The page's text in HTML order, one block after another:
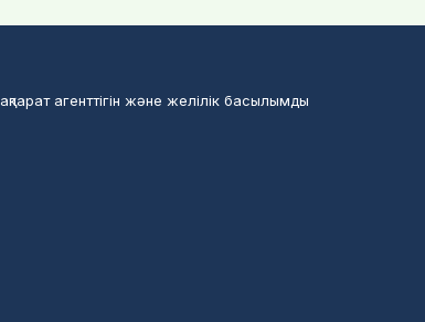
агенттігін және желілік басылымды